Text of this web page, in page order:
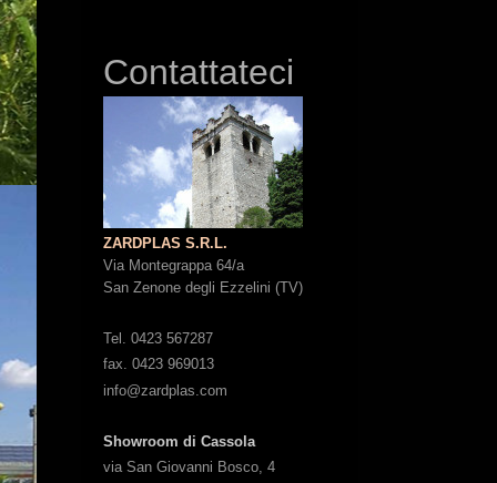
Contattateci
ZARDPLAS S.R.L.
Via Montegrappa 64/a
San Zenone degli Ezzelini (TV)
Tel. 0423 567287
fax. 0423 969013
info@zardplas.com
Showroom di Cassola
via San Giovanni Bosco, 4